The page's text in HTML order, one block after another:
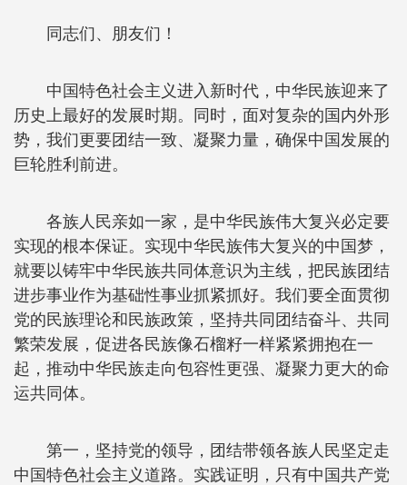
同志们、朋友们！
中国特色社会主义进入新时代，中华民族迎来了
历史上最好的发展时期。同时，面对复杂的国内外形
势，我们更要团结一致、凝聚力量，确保中国发展的
巨轮胜利前进。
各族人民亲如一家，是中华民族伟大复兴必定要
实现的根本保证。实现中华民族伟大复兴的中国梦，
就要以铸牢中华民族共同体意识为主线，把民族团结
进步事业作为基础性事业抓紧抓好。我们要全面贯彻
党的民族理论和民族政策，坚持共同团结奋斗、共同
繁荣发展，促进各民族像石榴籽一样紧紧拥抱在一
起，推动中华民族走向包容性更强、凝聚力更大的命
运共同体。
第一，坚持党的领导，团结带领各族人民坚定走
中国特色社会主义道路。实践证明，只有中国共产党